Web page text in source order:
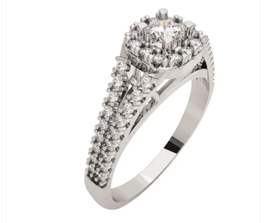
í
a
s